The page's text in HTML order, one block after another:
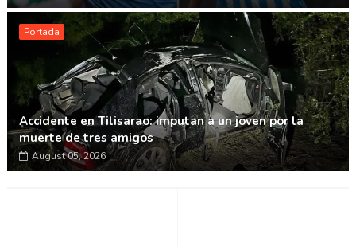
Portada
Accidente en Tilisarao: imputan a un joven por la
muerte de tres amigos
August 05, 2026